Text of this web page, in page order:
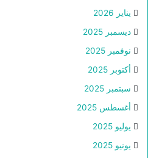
يناير 2026
ديسمبر 2025
نوفمبر 2025
أكتوبر 2025
سبتمبر 2025
أغسطس 2025
يوليو 2025
يونيو 2025